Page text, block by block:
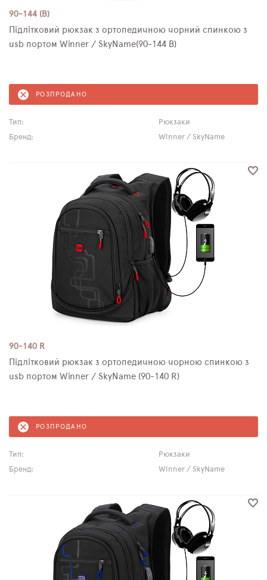
90-144 (B)
Підлітковий рюкзак з ортопедичною чорний спинкою з
usb портом Winner / SkyName(90-144 B)
РОЗПРОДАНО
Тип:
Рюкзаки
Бренд:
Winner / SkyName
90-140 R
Підлітковий рюкзак з ортопедичною чорною спинкою з
usb портом Winner / SkyName (90-140 R)
РОЗПРОДАНО
Тип:
Рюкзаки
Бренд:
Winner / SkyName